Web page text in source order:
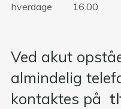
hverdage
16.00
Ved akut
almindelig
kontaktes på